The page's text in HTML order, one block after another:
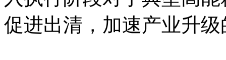
促进出清，加速产业升